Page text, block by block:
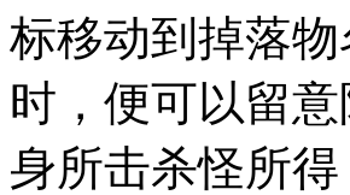
标移动到掉落
时，便可以留
身所击杀怪所